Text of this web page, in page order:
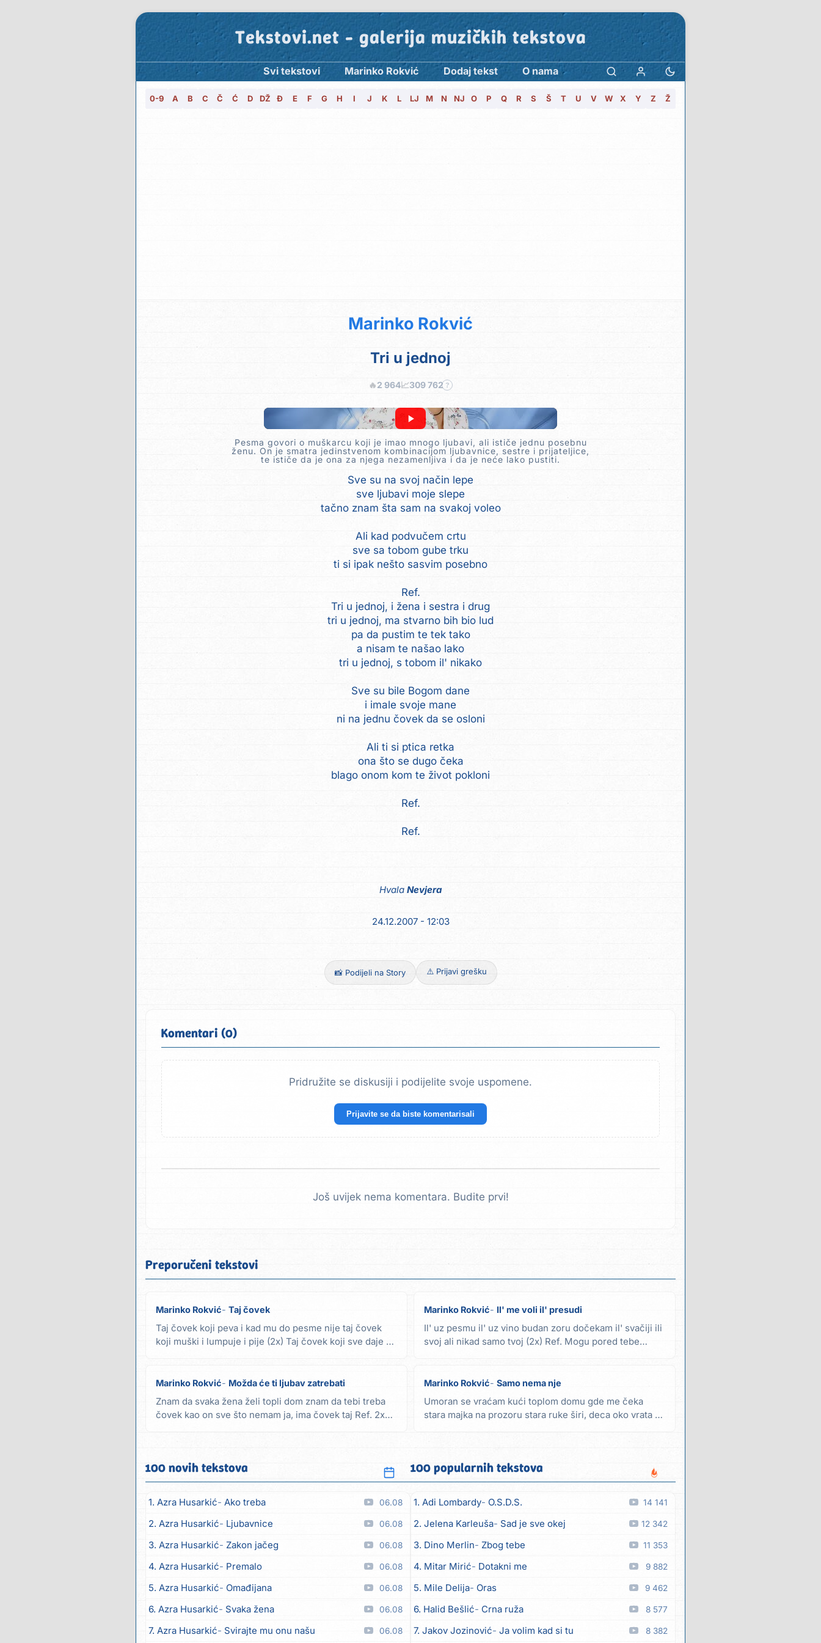
Tekstovi.net - galerija muzičkih tekstova
Svi tekstovi Marinko Rokvić Dodaj tekst O nama
0-9 A B C Č Ć D DŽ Đ E F G H I J K L LJ M N NJ O P Q R S Š T U V W X Y Z Ž
Marinko Rokvić
Tri u jednoj
🔥2 964📈309 762 ?
Pesma govori o muškarcu koji je imao mnogo ljubavi, ali ističe jednu posebnu
ženu. On je smatra jedinstvenom kombinacijom ljubavnice, sestre i prijateljice,
te ističe da je ona za njega nezamenljiva i da je neće lako pustiti.
Sve su na svoj način lepe
sve ljubavi moje slepe
tačno znam šta sam na svakoj voleo
Ali kad podvučem crtu
sve sa tobom gube trku
ti si ipak nešto sasvim posebno
Ref.
Tri u jednoj, i žena i sestra i drug
tri u jednoj, ma stvarno bih bio lud
pa da pustim te tek tako
a nisam te našao lako
tri u jednoj, s tobom il' nikako
Sve su bile Bogom dane
i imale svoje mane
ni na jednu čovek da se osloni
Ali ti si ptica retka
ona što se dugo čeka
blago onom kom te život pokloni
Ref.
Ref.
Hvala Nevjera
24.12.2007 - 12:03
📸 Podijeli na Story ⚠️ Prijavi grešku
Komentari (0)
Pridružite se diskusiji i podijelite svoje uspomene.
Prijavite se da biste komentarisali
Još uvijek nema komentara. Budite prvi!
Preporučeni tekstovi
Marinko Rokvić Taj čovek
Taj čovek koji peva i kad mu do pesme nije taj čovek
koji muški i lumpuje i pije (2x) Taj čovek koji sve daje a
Marinko Rokvić Il' me voli il' presudi
Il' uz pesmu il' uz vino budan zoru dočekam il' svačiji ili
svoj ali nikad samo tvoj (2x) Ref. Mogu pored tebe
Marinko Rokvić Možda će ti ljubav zatrebati
Znam da svaka žena želi topli dom znam da tebi treba
čovek kao on sve što nemam ja, ima čovek taj Ref. 2x
Marinko Rokvić Samo nema nje
Umoran se vraćam kući toplom domu gde me čeka
stara majka na prozoru stara ruke širi, deca oko vrata u
100 novih tekstova
1. Azra Husarkić Ako treba 06.08
2. Azra Husarkić Ljubavnice 06.08
3. Azra Husarkić Zakon jačeg 06.08
4. Azra Husarkić Premalo 06.08
5. Azra Husarkić Omađijana 06.08
6. Azra Husarkić Svaka žena 06.08
7. Azra Husarkić Svirajte mu onu našu 06.08
100 popularnih tekstova
1. Adi Lombardy O.S.D.S. 14 141
2. Jelena Karleuša Sad je sve okej 12 342
3. Dino Merlin Zbog tebe 11 353
4. Mitar Mirić Dotakni me 9 882
5. Mile Delija Oras 9 462
6. Halid Bešlić Crna ruža 8 577
7. Jakov Jozinović Ja volim kad si tu 8 382